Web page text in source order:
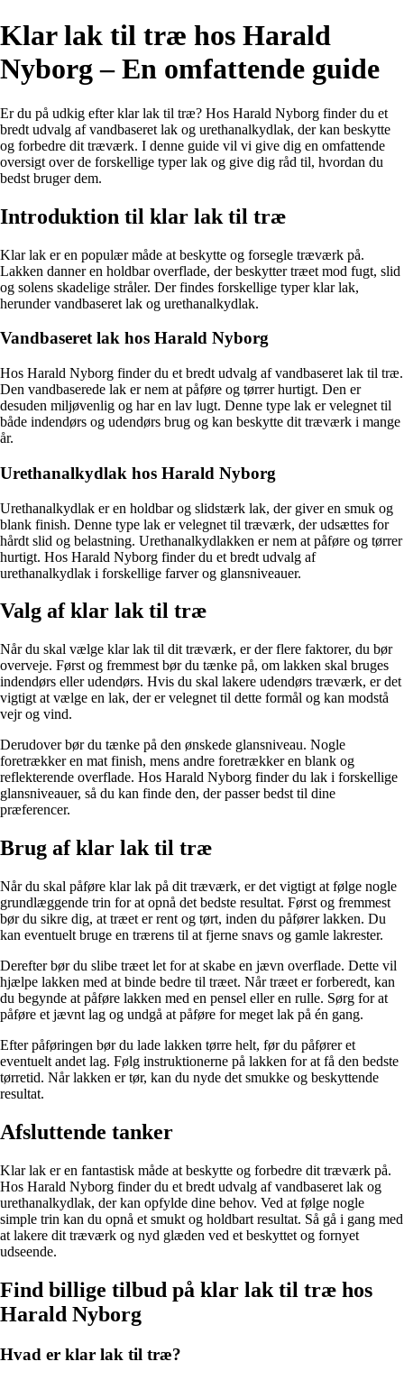
Klar lak til træ hos Harald
Nyborg – En omfattende guide
Er du på udkig efter klar lak til træ? Hos Harald Nyborg finder du et
bredt udvalg af vandbaseret lak og urethanalkydlak, der kan beskytte
og forbedre dit træværk. I denne guide vil vi give dig en omfattende
oversigt over de forskellige typer lak og give dig råd til, hvordan du
bedst bruger dem.
Introduktion til klar lak til træ
Klar lak er en populær måde at beskytte og forsegle træværk på.
Lakken danner en holdbar overflade, der beskytter træet mod fugt, slid
og solens skadelige stråler. Der findes forskellige typer klar lak,
herunder vandbaseret lak og urethanalkydlak.
Vandbaseret lak hos Harald Nyborg
Hos Harald Nyborg finder du et bredt udvalg af vandbaseret lak til træ.
Den vandbaserede lak er nem at påføre og tørrer hurtigt. Den er
desuden miljøvenlig og har en lav lugt. Denne type lak er velegnet til
både indendørs og udendørs brug og kan beskytte dit træværk i mange
år.
Urethanalkydlak hos Harald Nyborg
Urethanalkydlak er en holdbar og slidstærk lak, der giver en smuk og
blank finish. Denne type lak er velegnet til træværk, der udsættes for
hårdt slid og belastning. Urethanalkydlakken er nem at påføre og tørrer
hurtigt. Hos Harald Nyborg finder du et bredt udvalg af
urethanalkydlak i forskellige farver og glansniveauer.
Valg af klar lak til træ
Når du skal vælge klar lak til dit træværk, er der flere faktorer, du bør
overveje. Først og fremmest bør du tænke på, om lakken skal bruges
indendørs eller udendørs. Hvis du skal lakere udendørs træværk, er det
vigtigt at vælge en lak, der er velegnet til dette formål og kan modstå
vejr og vind.
Derudover bør du tænke på den ønskede glansniveau. Nogle
foretrækker en mat finish, mens andre foretrækker en blank og
reflekterende overflade. Hos Harald Nyborg finder du lak i forskellige
glansniveauer, så du kan finde den, der passer bedst til dine
præferencer.
Brug af klar lak til træ
Når du skal påføre klar lak på dit træværk, er det vigtigt at følge nogle
grundlæggende trin for at opnå det bedste resultat. Først og fremmest
bør du sikre dig, at træet er rent og tørt, inden du påfører lakken. Du
kan eventuelt bruge en trærens til at fjerne snavs og gamle lakrester.
Derefter bør du slibe træet let for at skabe en jævn overflade. Dette vil
hjælpe lakken med at binde bedre til træet. Når træet er forberedt, kan
du begynde at påføre lakken med en pensel eller en rulle. Sørg for at
påføre et jævnt lag og undgå at påføre for meget lak på én gang.
Efter påføringen bør du lade lakken tørre helt, før du påfører et
eventuelt andet lag. Følg instruktionerne på lakken for at få den bedste
tørretid. Når lakken er tør, kan du nyde det smukke og beskyttende
resultat.
Afsluttende tanker
Klar lak er en fantastisk måde at beskytte og forbedre dit træværk på.
Hos Harald Nyborg finder du et bredt udvalg af vandbaseret lak og
urethanalkydlak, der kan opfylde dine behov. Ved at følge nogle
simple trin kan du opnå et smukt og holdbart resultat. Så gå i gang med
at lakere dit træværk og nyd glæden ved et beskyttet og fornyet
udseende.
Find billige tilbud på klar lak til træ hos
Harald Nyborg
Hvad er klar lak til træ?